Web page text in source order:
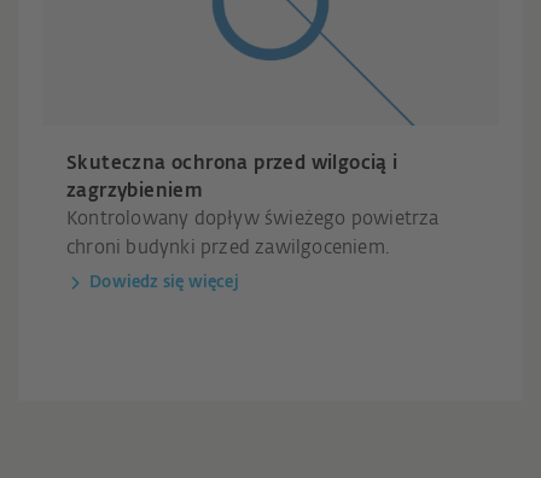
Skuteczna ochrona przed wilgocią i
zagrzybieniem
Kontrolowany dopływ świeżego powietrza
chroni budynki przed zawilgoceniem.
Dowiedz się więcej